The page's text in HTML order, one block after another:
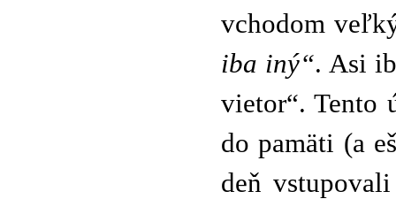
vchodom
iba iný“. Asi
vietor“. Tento
do pamäti (a
deň